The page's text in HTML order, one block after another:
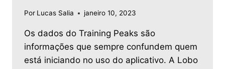
Por Lucas Salia janeiro 10, 2023
Os dados do Training Peaks são
informações que sempre confundem quem
está iniciando no uso do aplicativo. A Lobo